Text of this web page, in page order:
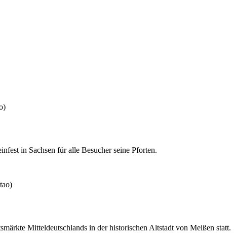
in Sachsen für alle Besucher seine Pforten.
Mitteldeutschlands in der historischen Altstadt von Meißen statt.